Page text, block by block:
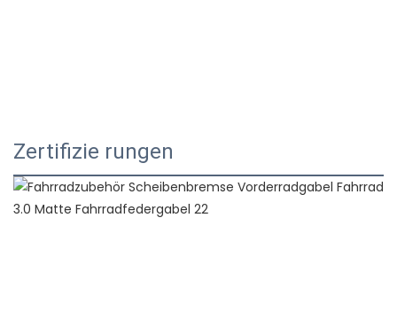
Zertifizie rungen